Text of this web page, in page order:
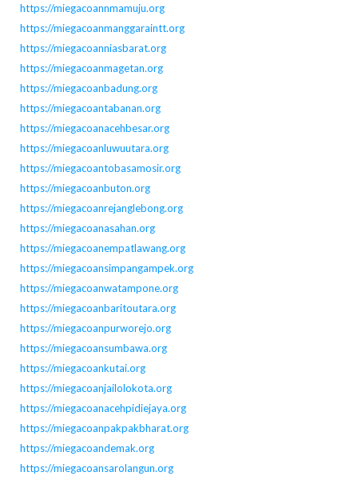
https://miegacoannmamuju.org
https://miegacoanmanggaraintt.org
https://miegacoanniasbarat.org
https://miegacoanmagetan.org
https://miegacoanbadung.org
https://miegacoantabanan.org
https://miegacoanacehbesar.org
https://miegacoanluwuutara.org
https://miegacoantobasamosir.org
https://miegacoanbuton.org
https://miegacoanrejanglebong.org
https://miegacoanasahan.org
https://miegacoanempatlawang.org
https://miegacoansimpangampek.org
https://miegacoanwatampone.org
https://miegacoanbaritoutara.org
https://miegacoanpurworejo.org
https://miegacoansumbawa.org
https://miegacoankutai.org
https://miegacoanjailolokota.org
https://miegacoanacehpidiejaya.org
https://miegacoanpakpakbharat.org
https://miegacoandemak.org
https://miegacoansarolangun.org